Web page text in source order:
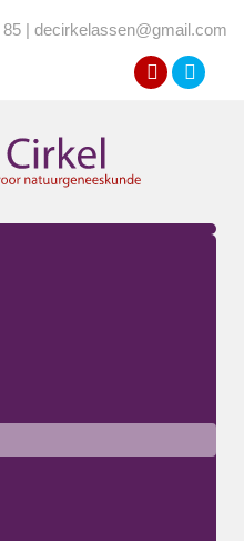
| decirkelassen@gmail.com